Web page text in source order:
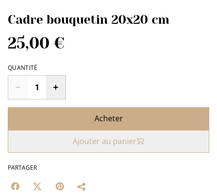
Cadre bouquetin 20x20 cm
25,00 €
QUANTITÉ
Acheter
Ajouter au panier
PARTAGER